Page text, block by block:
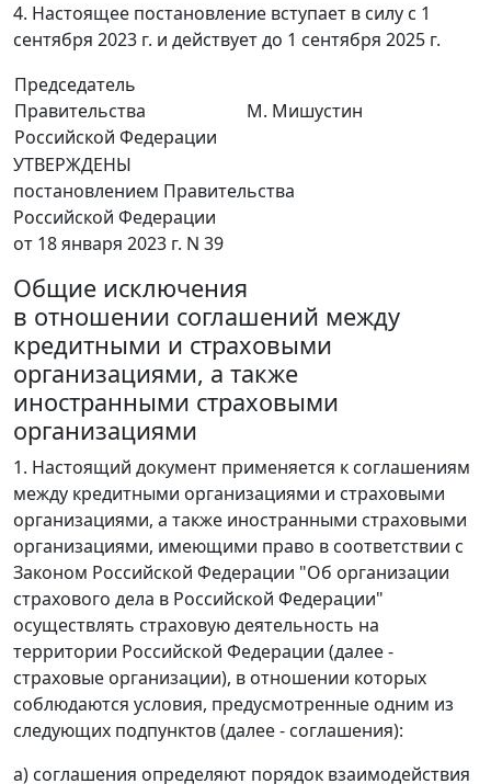
4. Настоящее постановление вступает в силу с 1
сентября 2023 г. и действует до 1 сентября 2025 г.
Председатель
Правительства
Российской Федерации
М. Мишустин
УТВЕРЖДЕНЫ
постановлением Правительства
Российской Федерации
от 18 января 2023 г. N 39
Общие исключения
в отношении соглашений между
кредитными и страховыми
организациями, а также
иностранными страховыми
организациями
1. Настоящий документ применяется к соглашениям
между кредитными организациями и страховыми
организациями, а также иностранными страховыми
организациями, имеющими право в соответствии с
Законом Российской Федерации "Об организации
страхового дела в Российской Федерации"
осуществлять страховую деятельность на
территории Российской Федерации (далее -
страховые организации), в отношении которых
соблюдаются условия, предусмотренные одним из
следующих подпунктов (далее - соглашения):
а) соглашения определяют порядок взаимодействия